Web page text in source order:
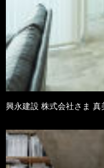
興永建設 株式会社さま